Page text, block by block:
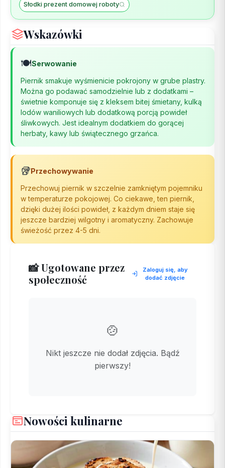
Słodki prezent domowej roboty
Wskazówki
🍽️Serwowanie
Piernik smakuje wyśmienicie pokrojony w grube plastry.
Można go podawać samodzielnie lub z dodatkami –
świetnie komponuje się z kleksem bitej śmietany, kulką
lodów waniliowych lub dodatkową porcją powideł
śliwkowych. Jest idealnym dodatkiem do gorącej
herbaty, kawy lub świątecznego grzańca.
🥡Przechowywanie
Przechowuj piernik w szczelnie zamkniętym pojemniku
w temperaturze pokojowej. Co ciekawe, ten piernik,
dzięki dużej ilości powideł, z każdym dniem staje się
jeszcze bardziej wilgotny i aromatyczny. Zachowuje
świeżość przez 4-5 dni.
📸 Ugotowane przez
społeczność
Zaloguj się, aby
dodać zdjęcie
🍲
Nikt jeszcze nie dodał zdjęcia. Bądź
pierwszy!
Nowości kulinarne